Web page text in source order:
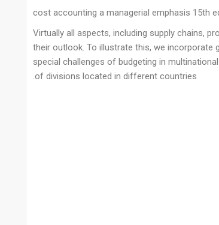
cost accounting a managerial emphasis 15th
Virtually all aspects, including supply chains,
their outlook. To illustrate this, we incorporate
special challenges of budgeting in
of divisions located in different countries.